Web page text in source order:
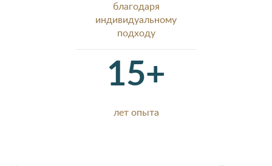
благодаря
индивидуальному
подходу
15+
лет опыта